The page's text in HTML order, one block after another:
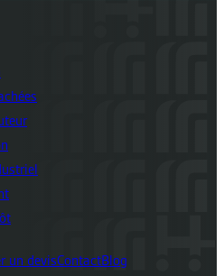
un devisContactBlog